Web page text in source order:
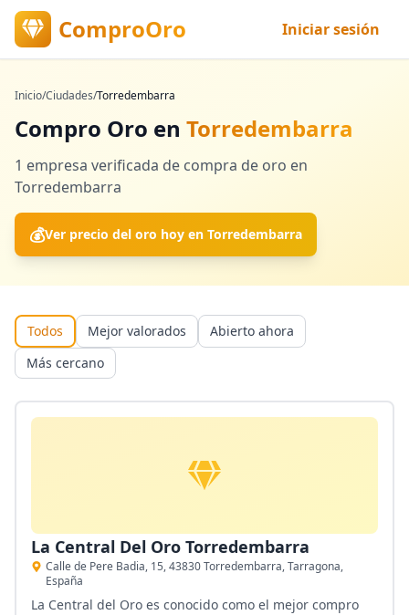
ComproOro Iniciar sesión
Inicio/Ciudades/Torredembarra
Compro Oro en Torredembarra
1 empresa verificada de compra de oro en
Torredembarra
💰Ver precio del oro hoy en Torredembarra
Todos Mejor valorados
Abierto ahora
Más cercano
La Central Del Oro Torredembarra
Calle de Pere Badia, 15, 43830 Torredembarra, Tarragona,
España
La Central del Oro es conocido como el mejor compro